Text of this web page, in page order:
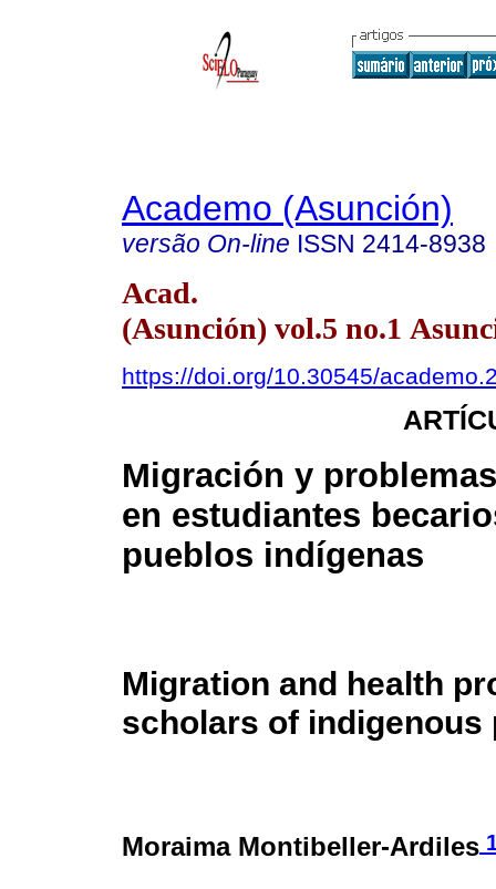
Academo (Asunción)
versão On-line ISSN 2414-8938
Acad.
(Asunción) vol.5 no.1
https://doi.org/10.30545/
Migración y
en estudiantes
pueblos indígenas
Migration and health
scholars of indigenous
Moraima Montibeller-Ardiles